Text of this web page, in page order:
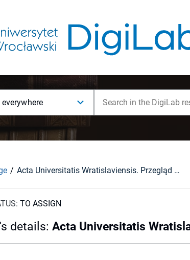
Acta Universitatis Wratislaviensis. Przegląd Prawa i Administracji. T. 126 (2021)
TO ASSIGN
details: Acta Universitatis